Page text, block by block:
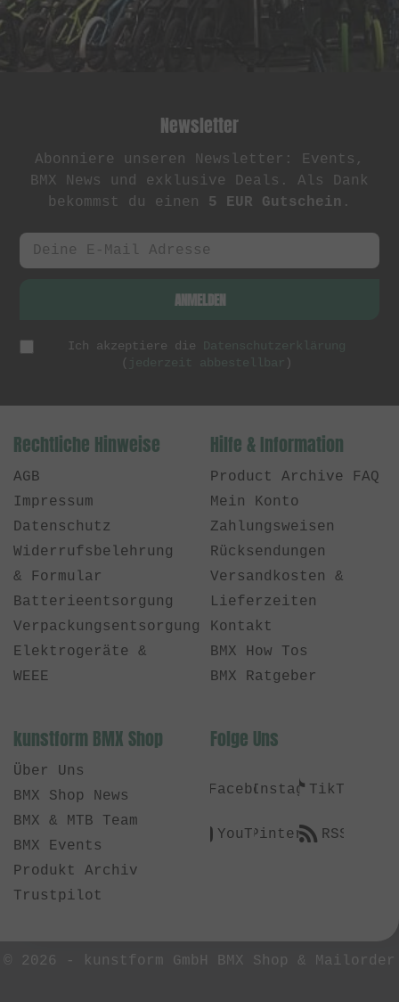
Newsletter
Abonniere unseren Newsletter: Events,
BMX News und exklusive Deals. Als Dank
bekommst du einen 5 EUR Gutschein .
ANMELDEN
Ich akzeptiere die
Datenschutzerklärung
(
jederzeit abbestellbar )
Rechtliche Hinweise
AGB
Impressum
Datenschutz
Widerrufsbelehrung
& Formular
Batterieentsorgung
Verpackungsentsorgung
Elektrogeräte &
WEEE
Hilfe & Information
Product Archive FAQ
Mein Konto
Zahlungsweisen
Rücksendungen
Versandkosten &
Lieferzeiten
Kontakt
BMX How Tos
BMX Ratgeber
kunstform BMX Shop
Über Uns
BMX Shop News
BMX & MTB Team
BMX Events
Produkt Archiv
Trustpilot
Folge Uns
FacebookInstagramTikTok
YouTubePinterestRSS
© 2026 - kunstform GmbH BMX Shop & Mailorder